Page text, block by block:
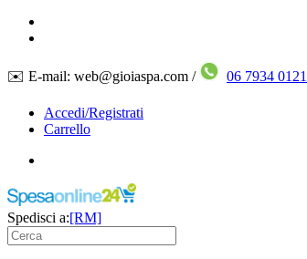
✉️ E-mail: web@gioiaspa.com / 06 7934 0121
Accedi/Registrati
Carrello
Spedisci a:[RM]